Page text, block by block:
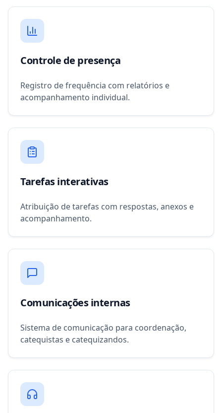
Controle de presença
Registro de frequência com relatórios e
acompanhamento individual.
Tarefas interativas
Atribuição de tarefas com respostas, anexos e
acompanhamento.
Comunicações internas
Sistema de comunicação para coordenação,
catequistas e catequizandos.